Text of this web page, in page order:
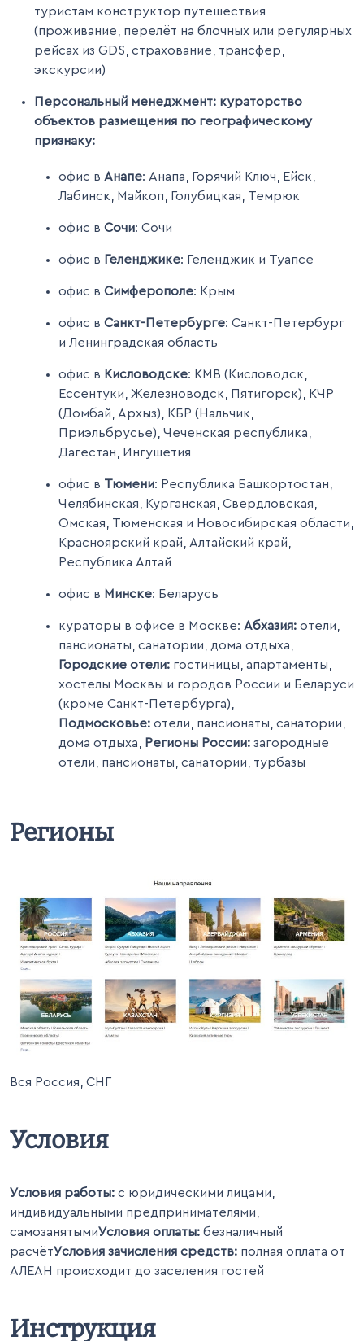
туристам конструктор путешествия
(проживание, перелёт на блочных или регулярных
рейсах из GDS, страхование, трансфер,
экскурсии)
Персональный менеджмент: кураторство
объектов размещения по географическому
признаку:
офис в Анапе: Анапа, Горячий Ключ, Ейск,
Лабинск, Майкоп, Голубицкая, Темрюк
офис в Сочи: Сочи
офис в Геленджике: Геленджик и Туапсе
офис в Симферополе: Крым
офис в Санкт-Петербурге: Санкт-Петербург
и Ленинградская область
офис в Кисловодске: КМВ (Кисловодск,
Ессентуки, Железноводск, Пятигорск), КЧР
(Домбай, Архыз), КБР (Нальчик,
Приэльбрусье), Чеченская республика,
Дагестан, Ингушетия
офис в Тюмени: Республика Башкортостан,
Челябинская, Курганская, Свердловская,
Омская, Тюменская и Новосибирская области,
Красноярский край, Алтайский край,
Республика Алтай
офис в Минске: Беларусь
кураторы в офисе в Москве: Абхазия: отели,
пансионаты, санатории, дома отдыха,
Городские отели: гостиницы, апартаменты,
хостелы Москвы и городов России и Беларуси
(кроме Санкт-Петербурга),
Подмосковье: отели, пансионаты, санатории,
дома отдыха,
Регионы России: загородные
отели, пансионаты, санатории, турбазы
Регионы
Вся Россия, СНГ
Условия
Условия работы: с юридическими лицами,
индивидуальными предпринимателями,
самозанятымиУсловия оплаты: безналичный
расчётУсловия зачисления средств: полная оплата от
АЛЕАН происходит до заселения гостей
Инструкция